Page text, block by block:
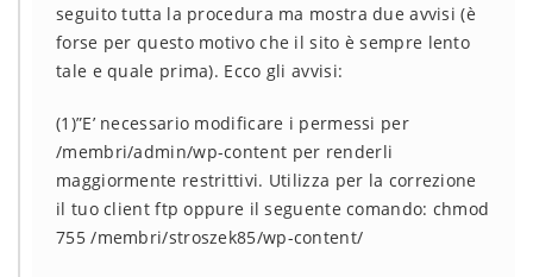
seguito tutta la procedura ma mostra due avvisi (è
forse per questo motivo che il sito è sempre lento
tale e quale prima). Ecco gli avvisi:
(1)”E’ necessario modificare i permessi per
/membri/admin/wp-content per renderli
maggiormente restrittivi. Utilizza per la correzione
il tuo client ftp oppure il seguente comando: chmod
755 /membri/stroszek85/wp-content/